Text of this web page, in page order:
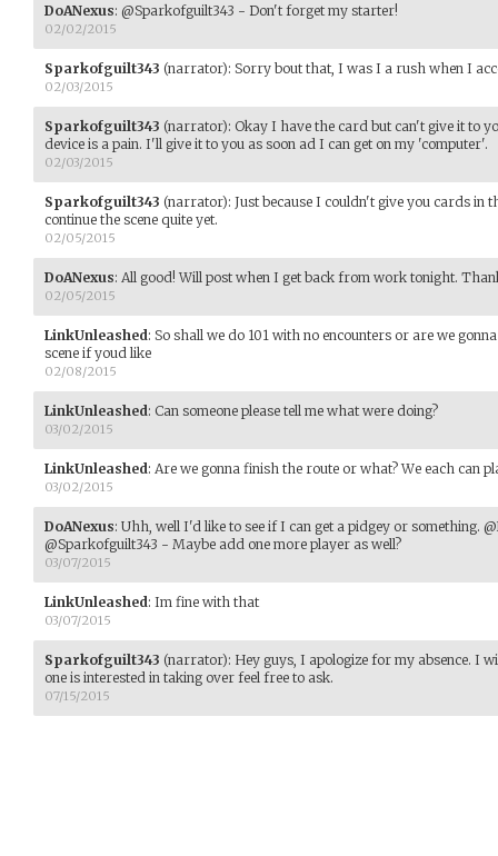
DoANexus: @Sparkofguilt343 - Don't forget my starter!
02/02/2015
Sparkofguilt343 (narrator): Sorry bout that, I was I a rush when I
02/03/2015
Sparkofguilt343 (narrator): Okay I have the card but can't give it to
device is a pain. I'll give it to you as soon ad I can get on my 'computer'.
02/03/2015
Sparkofguilt343 (narrator): Just because I couldn't give you cards in
continue the scene quite yet.
02/05/2015
DoANexus: All good! Will post when I get back from work tonight.
02/05/2015
LinkUnleashed : So shall we do 101 with no encounters or are we
scene if youd like
02/08/2015
LinkUnleashed : Can someone please tell me what were doing?
03/02/2015
LinkUnleashed : Are we gonna finish the route or what? We each can
03/02/2015
DoANexus: Uhh, well I'd like to see if I can get a pidgey or something.
@Sparkofguilt343 - Maybe add one more player as well?
03/07/2015
LinkUnleashed : Im fine with that
03/07/2015
Sparkofguilt343 (narrator): Hey guys, I apologize for my absence. I
one is interested in taking over feel free to ask.
07/15/2015